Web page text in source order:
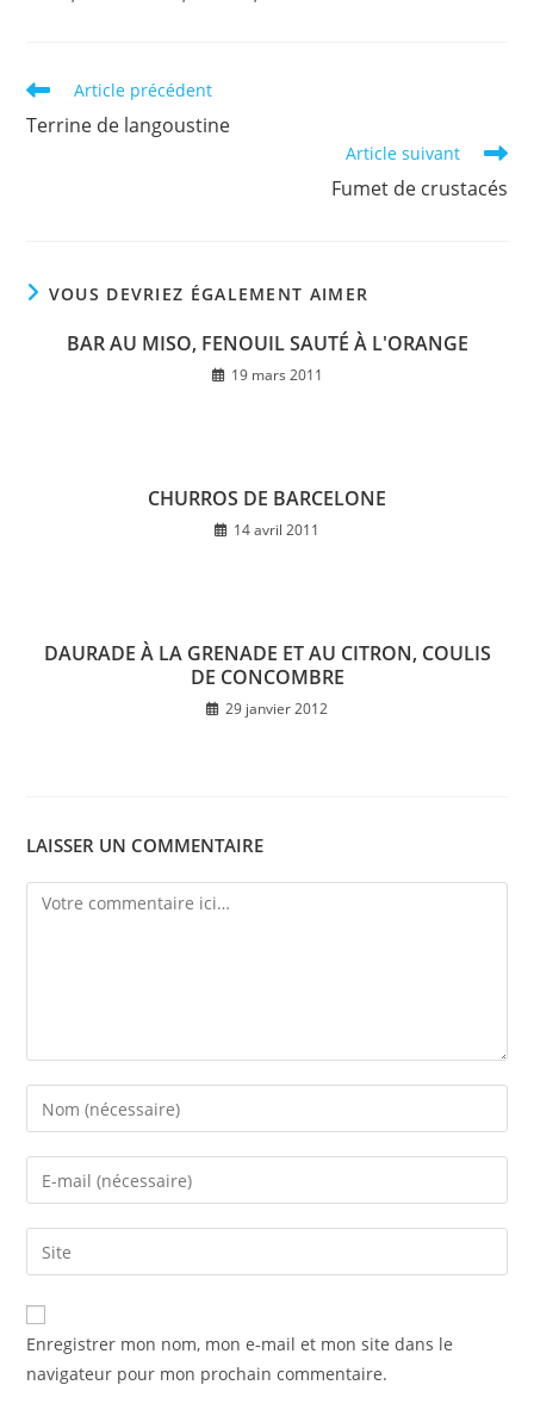
Read
articles
Article précédent
Terrine de langoustine
Article suivant
Fumet de crustacés
VOUS DEVRIEZ ÉGALEMENT AIMER
BAR AU MISO, FENOUIL SAUTÉ À L'ORANGE
19 mars 2011
CHURROS DE BARCELONE
14 avril 2011
DAURADE À LA GRENADE ET AU CITRON, COULIS
DE CONCOMBRE
29 janvier 2012
LAISSER UN COMMENTAIRE
Comment
Enter
your
name
comment
Enter
your
email
address
comment
Saisir
l’URL
de
votre
(facultatif)
Enregistrer mon nom, mon e-mail et mon site dans le
navigateur pour mon prochain commentaire.